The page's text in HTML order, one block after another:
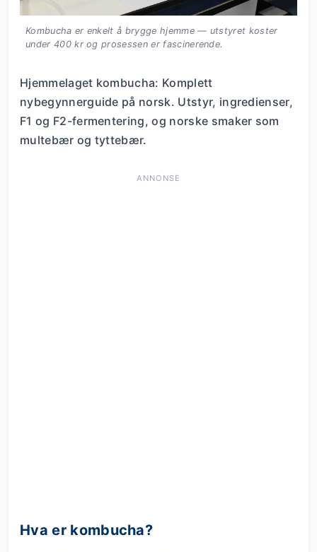
Kombucha er enkelt å brygge hjemme — utstyret koster
under 400 kr og prosessen er fascinerende.
Hjemmelaget kombucha: Komplett
nybegynnerguide på norsk. Utstyr, ingredienser,
F1 og F2-fermentering, og norske smaker som
multebær og tyttebær.
ANNONSE
Hva er kombucha?